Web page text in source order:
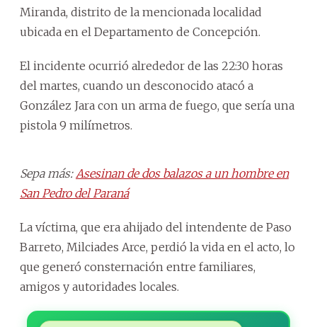
Miranda, distrito de la mencionada localidad
ubicada en el Departamento de Concepción.
El incidente ocurrió alrededor de las 22:30 horas
del martes, cuando un desconocido atacó a
González Jara con un arma de fuego, que sería una
pistola 9 milímetros.
Sepa más: Asesinan de dos balazos a un hombre en
San Pedro del Paraná
La víctima, que era ahijado del intendente de Paso
Barreto, Milciades Arce, perdió la vida en el acto, lo
que generó consternación entre familiares,
amigos y autoridades locales.